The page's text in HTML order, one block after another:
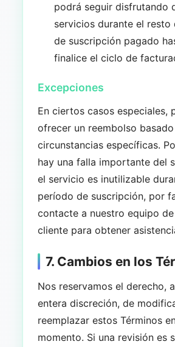
podrá seguir disfrutando
servicios durante el resto
de suscripción pagado
finalice el ciclo de
Excepciones
En ciertos casos especiales,
ofrecer un reembolso
circunstancias específicas.
hay una falla importante del
el servicio es inutilizable
período de suscripción, por
contacte a nuestro equipo
cliente para obtener
7. Cambios en los
Nos reservamos el derecho,
entera discreción, de
reemplazar estos Términos
momento. Si una revisión es